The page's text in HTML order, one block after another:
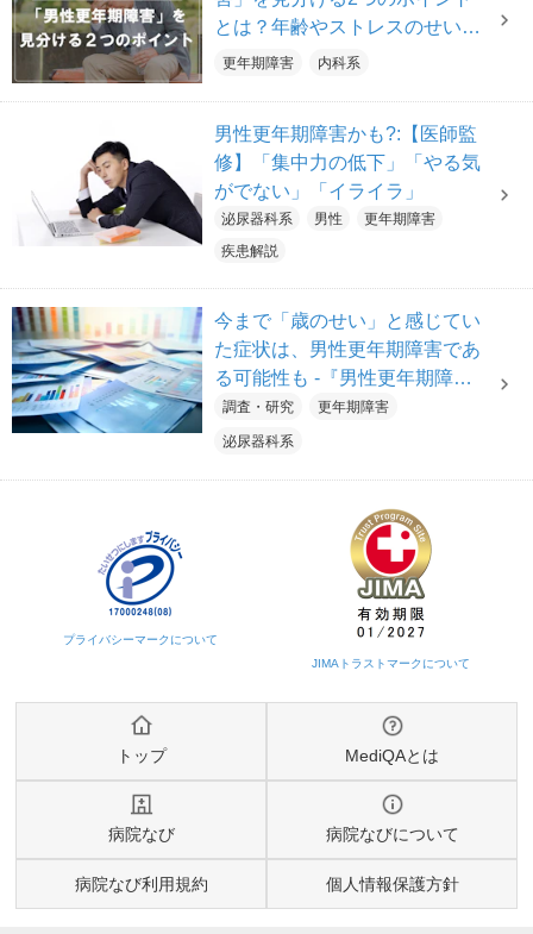
とは？年齢やストレスのせいと
我慢しないで！
更年期障害 内科系
男性更年期障害かも?:【医師監
修】「集中力の低下」「やる気
がでない」「イライラ」
泌尿器科系 男性
更年期障害
疾患解説
今まで「歳のせい」と感じてい
た症状は、男性更年期障害であ
る可能性も -『男性更年期障害
に関する消費者・医師調査』の
結果を公開
調査・研究 更年期障害
泌尿器科系
トップ MediQAとは
病院なび 病院なびについて
病院なび利用規約 個人情報保護方針